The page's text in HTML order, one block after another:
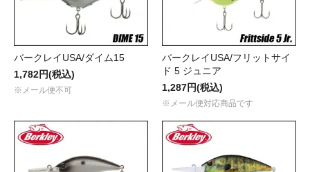
バークレイUSA/ダイム15
1,782円(税込)
※メール便不可
バークレイUSA/フリットサイ
ド 5 ジュニア
1,287円(税込)
※メール便対応商品です